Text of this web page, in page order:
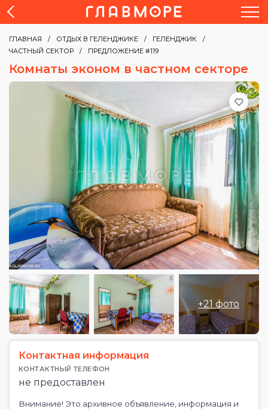
ГЛАВНАЯ ОТДЫХ В ГЕЛЕНДЖИКЕ
ГЕЛЕНДЖИК
ЧАСТНЫЙ СЕКТОР
ПРЕДЛОЖЕНИЕ #119
Комнаты эконом в частном секторе
+21 фото
Контактная информация
КОНТАКТНЫЙ ТЕЛЕФОН
не предоставлен
Внимание! Это архивное объявление, информация и